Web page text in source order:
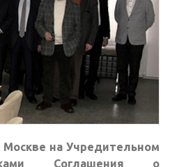
на Учредительном
Соглашения о